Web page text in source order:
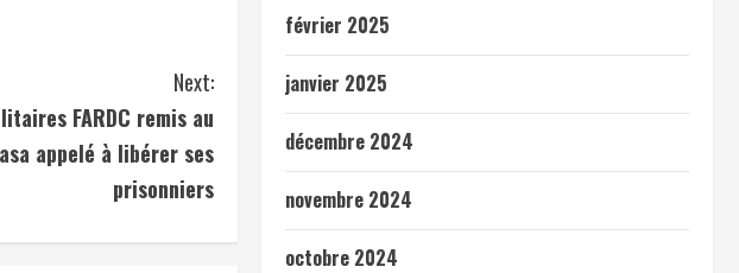
Next:
FARDC remis au
appelé à libérer ses
prisonniers
février 2025
janvier 2025
décembre 2024
novembre 2024
octobre 2024